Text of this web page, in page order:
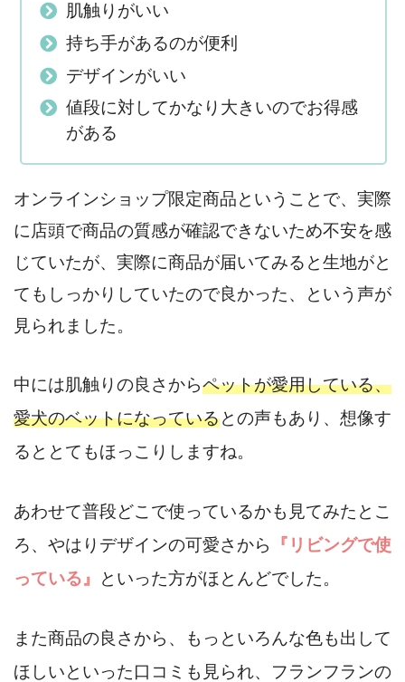
肌触りがいい
持ち手があるのが便利
デザインがいい
値段に対してかなり大きいのでお得感
がある
オンラインショップ限定商品ということで、実際
に店頭で商品の質感が確認できないため不安を感
じていたが、実際に商品が届いてみると生地がと
てもしっかりしていたので良かった、という声が
見られました。
中には肌触りの良さからペットが愛用している、
愛犬のベットになっているとの声もあり、想像す
るととてもほっこりしますね。
あわせて普段どこで使っているかも見てみたとこ
ろ、やはりデザインの可愛さから
『リビングで使
っている』
といった方がほとんどでした。
また商品の良さから、もっといろんな色も出して
ほしいといった口コミも見られ、フランフランの